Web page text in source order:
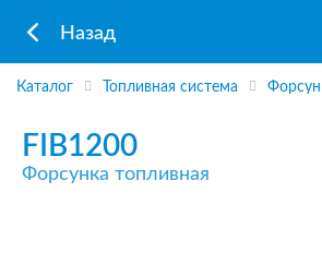
Назад
Каталог Топливная система
FIB1200
Форсунка топливная